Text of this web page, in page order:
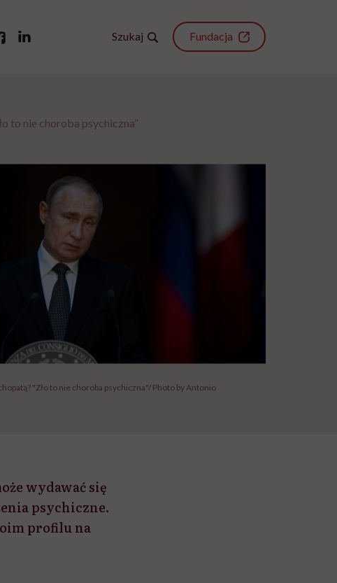
Szukaj Fundacja
to nie choroba psychiczna”
"Zło to nie choroba psychiczna"/ Photo by Antonio
wydawać się
psychiczne.
profilu na